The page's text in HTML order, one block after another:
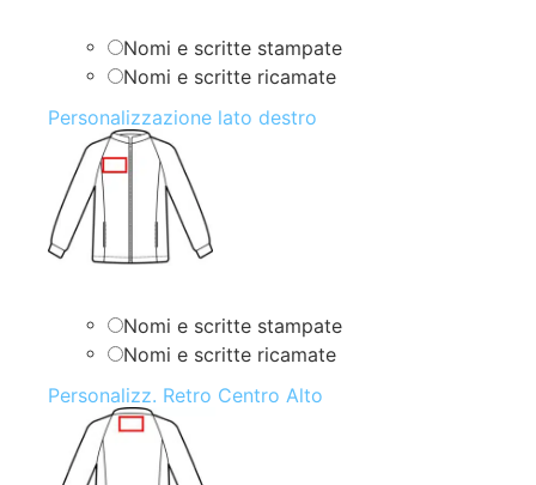
Nomi e scritte stampate
Nomi e scritte ricamate
Personalizzazione lato destro
Nomi e scritte stampate
Nomi e scritte ricamate
Personalizz. Retro Centro Alto